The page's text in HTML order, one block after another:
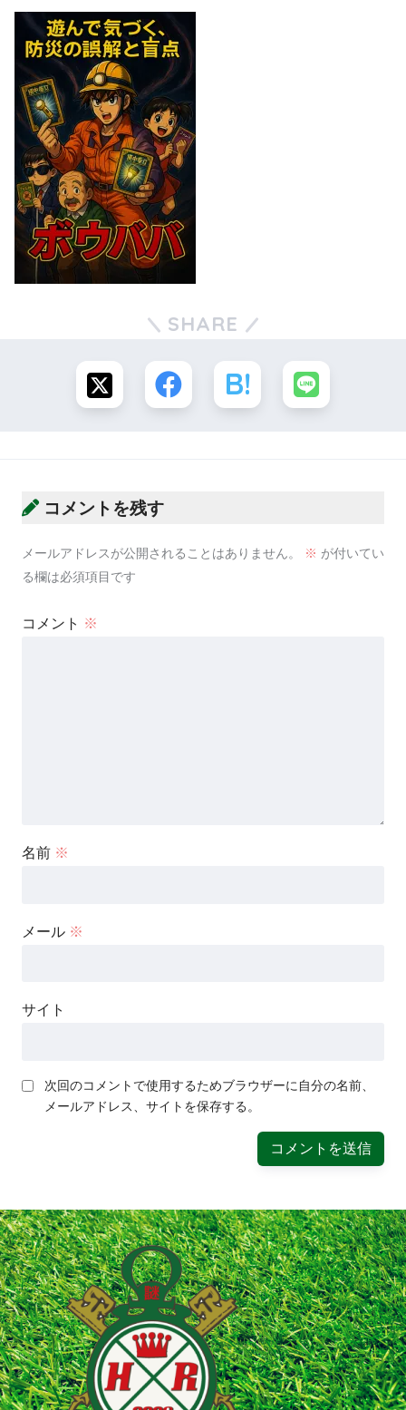
SHARE
コメントを残す
メールアドレスが公開されることはありません。 ※ が付いてい
る欄は必須項目です
コメント ※
名前 ※
メール ※
サイト
次回のコメントで使用するためブラウザーに自分の名前、
メールアドレス、サイトを保存する。